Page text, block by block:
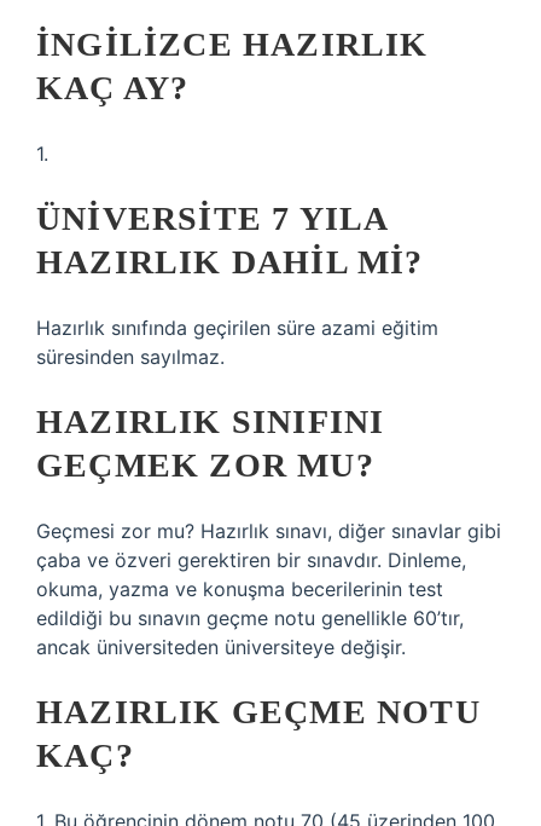
İNGILIZCE HAZIRLIK
KAÇ AY?
1.
ÜNIVERSITE 7 YILA
HAZIRLIK DAHIL MI?
Hazırlık sınıfında geçirilen süre azami eğitim
süresinden sayılmaz.
HAZIRLIK SINIFINI
GEÇMEK ZOR MU?
Geçmesi zor mu? Hazırlık sınavı, diğer sınavlar gibi
çaba ve özveri gerektiren bir sınavdır. Dinleme,
okuma, yazma ve konuşma becerilerinin test
edildiği bu sınavın geçme notu genellikle 60’tır,
ancak üniversiteden üniversiteye değişir.
HAZIRLIK GEÇME NOTU
KAÇ?
1. Bu öğrencinin dönem notu 70 (45 üzerinden 100